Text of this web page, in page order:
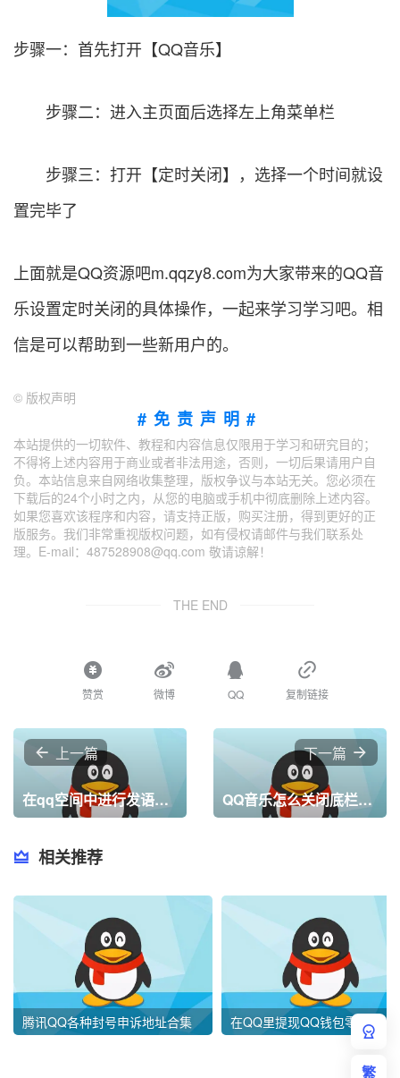
步骤一：首先打开【QQ音乐】
步骤二：进入主页面后选择左上角菜单栏
步骤三：打开【定时关闭】，选择一个时间就设
置完毕了
上面就是QQ资源吧m.qqzy8.com为大家带来的QQ音
乐设置定时关闭的具体操作，一起来学习学习吧。相
信是可以帮助到一些新用户的。
© 版权声明
#免责声明#
本站提供的一切软件、教程和内容信息仅限用于学习和研究目的；
不得将上述内容用于商业或者非法用途，否则，一切后果请用户自
负。本站信息来自网络收集整理，版权争议与本站无关。您必须在
下载后的24个小时之内，从您的电脑或手机中彻底删除上述内容。
如果您喜欢该程序和内容，请支持正版，购买注册，得到更好的正
版服务。我们非常重视版权问题，如有侵权请邮件与我们联系处
理。E-mail：487528908@qq.com 敬请谅解！
THE END
赞赏 微博 QQ 复制链接
上一篇
在qq空间中进行发语音的详细操作
下一篇
QQ音乐怎么关闭底栏直播功能?QQ音乐隐藏底部直播教程
相关推荐
腾讯QQ各种封号申诉地址合集
繁